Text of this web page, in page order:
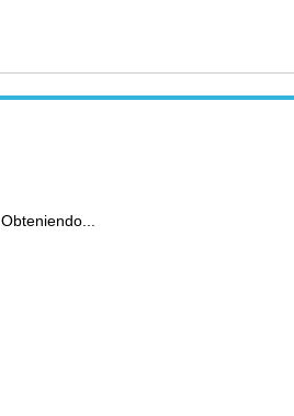
Obteniendo...